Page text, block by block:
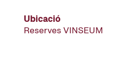
Ubicació
Reserves VINSEUM